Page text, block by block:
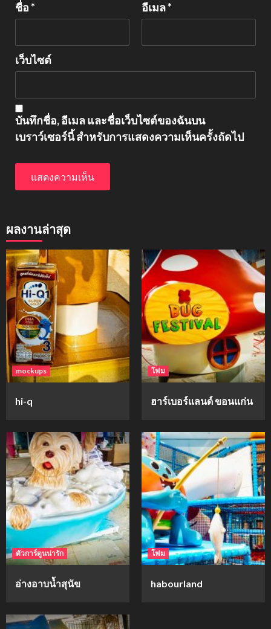
ชื่อ* อีเมล*
เว็บไซต์
บันทึกชื่อ, อีเมล และชื่อเว็บไซต์ของฉันบน
เบราว์เซอร์นี้ สำหรับการแสดงความเห็นครั้งถัดไป
ผลงานล่าสุด
mockups
hi-q
โฟม
ฮาร์เบอร์แลนด์ ขอนแก่น
ตัวการ์ตูนน่ารัก
อ่างอาบน้ำสุนัข
โฟม
habourland